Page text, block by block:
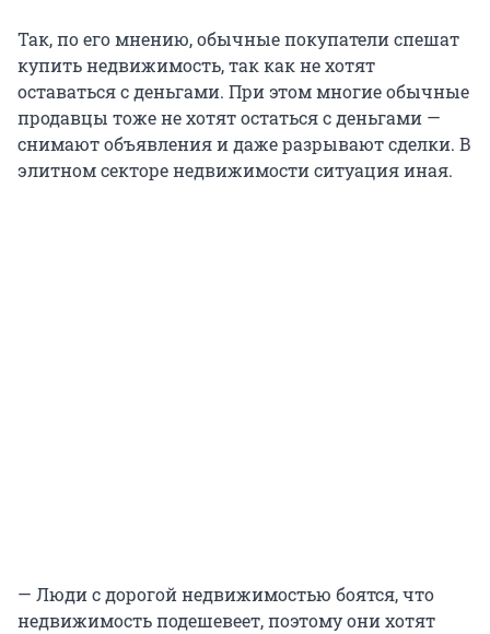
Так, по его мнению, обычные покупатели спешат
купить недвижимость, так как не хотят
оставаться с деньгами. При этом многие обычные
продавцы тоже не хотят остаться с деньгами —
снимают объявления и даже разрывают сделки. В
элитном секторе недвижимости ситуация иная.
— Люди с дорогой недвижимостью боятся, что
недвижимость подешевеет, поэтому они хотят